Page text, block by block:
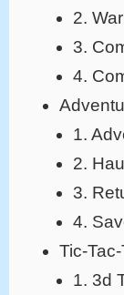
2.
3.
4.
1.
2.
3.
4.
Tic-
1. 3d